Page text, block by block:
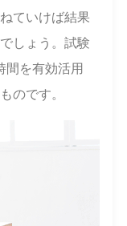
ていけば結果
しょう。試験
間を有効活用
のです。